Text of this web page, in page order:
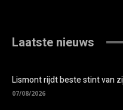
Laatste nieuws
Lismont rijdt beste stint van
07/08/2026